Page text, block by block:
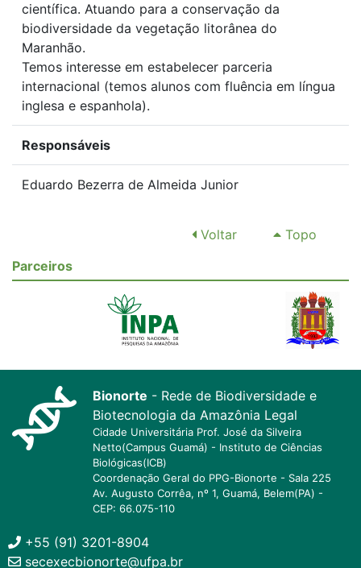
científica. Atuando para a conservação da
biodiversidade da vegetação litorânea do
Maranhão.
Temos interesse em estabelecer parceria
internacional (temos alunos com fluência em língua
inglesa e espanhola).
Responsáveis
Eduardo Bezerra de Almeida Junior
Voltar
Topo
Parceiros
Bionorte - Rede de Biodiversidade e
Biotecnologia da Amazônia Legal
Cidade Universitária Prof. José da Silveira
Netto(Campus Guamá) - Instituto de Ciências
Biológicas(ICB)
Coordenação Geral do PPG-Bionorte - Sala 225
Av. Augusto Corrêa, nº 1, Guamá, Belem(PA) -
CEP: 66.075-110
+55 (91) 3201-8904
secexecbionorte@ufpa.br